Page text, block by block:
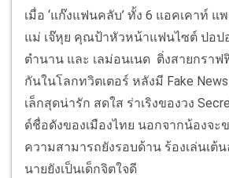
เมื่อ ‘แก๊งแฟนคลับ’ ทั้ง 6 แอคเคาท์ แ
แม่ เจ๊หุย คุณป้าหัวหน้าแฟนไซต์ ปอป
ตำนาน และ เลม่อนเนด ติ่งสายกรา
กันในโลกทวิตเตอร์ หลังมี Fake
เล็กสุดน่ารัก สดใส ร่าเริงของวง
ด์ชื่อดังของเมืองไทย นอกจากน้องจ
ความสามารถยังรอบด้าน ร้องเล่นเต้
นายยังเป็นเด็กจิตใจดี